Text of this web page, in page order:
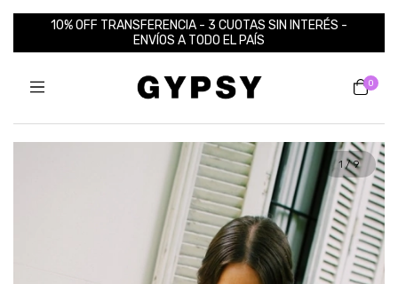
10% OFF TRANSFERENCIA - 3 CUOTAS SIN INTERÉS -
ENVÍOS A TODO EL PAÍS
0
1 /9